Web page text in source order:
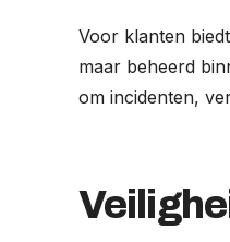
Voor klanten
maar beheerd
om incidenten,